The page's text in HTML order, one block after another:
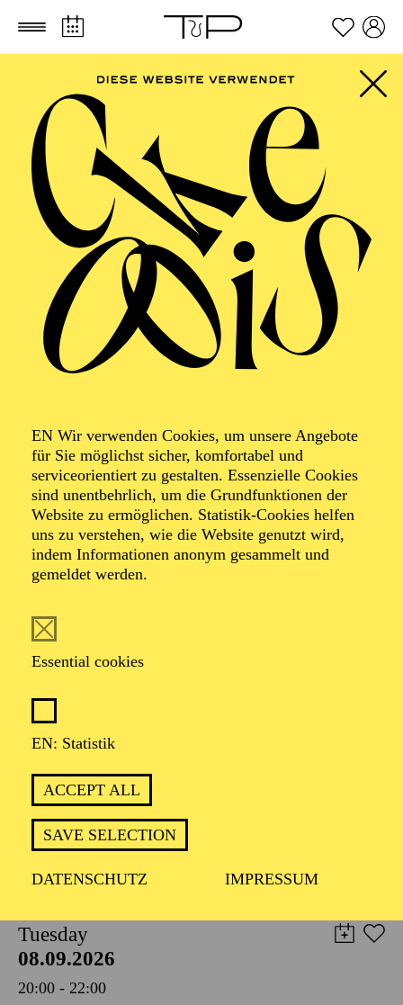
Zum Hauptinhalt springen Zum Footer springen
EN Wir verwenden Cookies, um unsere Angebote
für Sie möglichst sicher, komfortabel und
serviceorientiert zu gestalten. Essenzielle Cookies
sind unentbehrlich, um die Grundfunktionen der
Website zu ermöglichen. Statistik-Cookies helfen
uns zu verstehen, wie die Website genutzt wird,
indem Informationen anonym gesammelt und
gemeldet werden.
Essential cookies
EN: Statistik
ACCEPT ALL
SAVE SELECTION
DATENSCHUTZ IMPRESSUM
FILTER
SEPTEMBER 2026
PHILHARMONIE ESSEN
Friday
04.09.2026
20:00 - 23:00
Alfried Krupp Saal
Organiser: Theater-, Konzert- u. Gastspieldirektion OTTO
HOFNER GMBH
TICKETS
55,20 52,70€
EN: SCHAUSPIEL ESSEN
05.09.2026
19:30 - 21:30
BLICK AUF DEN IRAN –
STIMMEN ZUR AKTUELLEN
LAGE
TICKETS
8,00€
Tuesday
08.09.2026
20:00 - 22:00